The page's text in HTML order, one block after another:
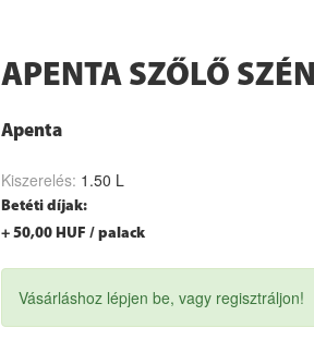
APENTA SZŐLŐ
Apenta
Kiszerelés: 1.50 L
Betéti díjak:
+ 50,00 HUF / palack
Vásárláshoz lépjen be, vagy regisztráljon!